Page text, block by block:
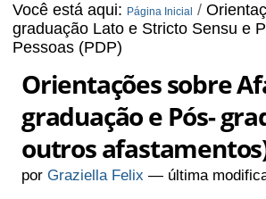
Você está aqui: Página Inicial /
graduação Lato e Stricto Sensu e
Pessoas (PDP)
Orientações sobre
graduação e Pós-
outros
porGraziella Felix — última